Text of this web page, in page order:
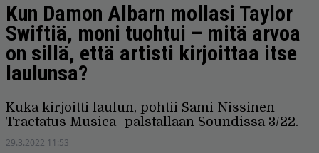
Kun Damon Albarn mollasi Taylor
Swiftiä, moni tuohtui – mitä arvoa
on sillä, että artisti kirjoittaa itse
laulunsa?
Kuka kirjoitti laulun, pohtii Sami Nissinen
Tractatus Musica -palstallaan Soundissa 3/22.
29.3.2022 11:53